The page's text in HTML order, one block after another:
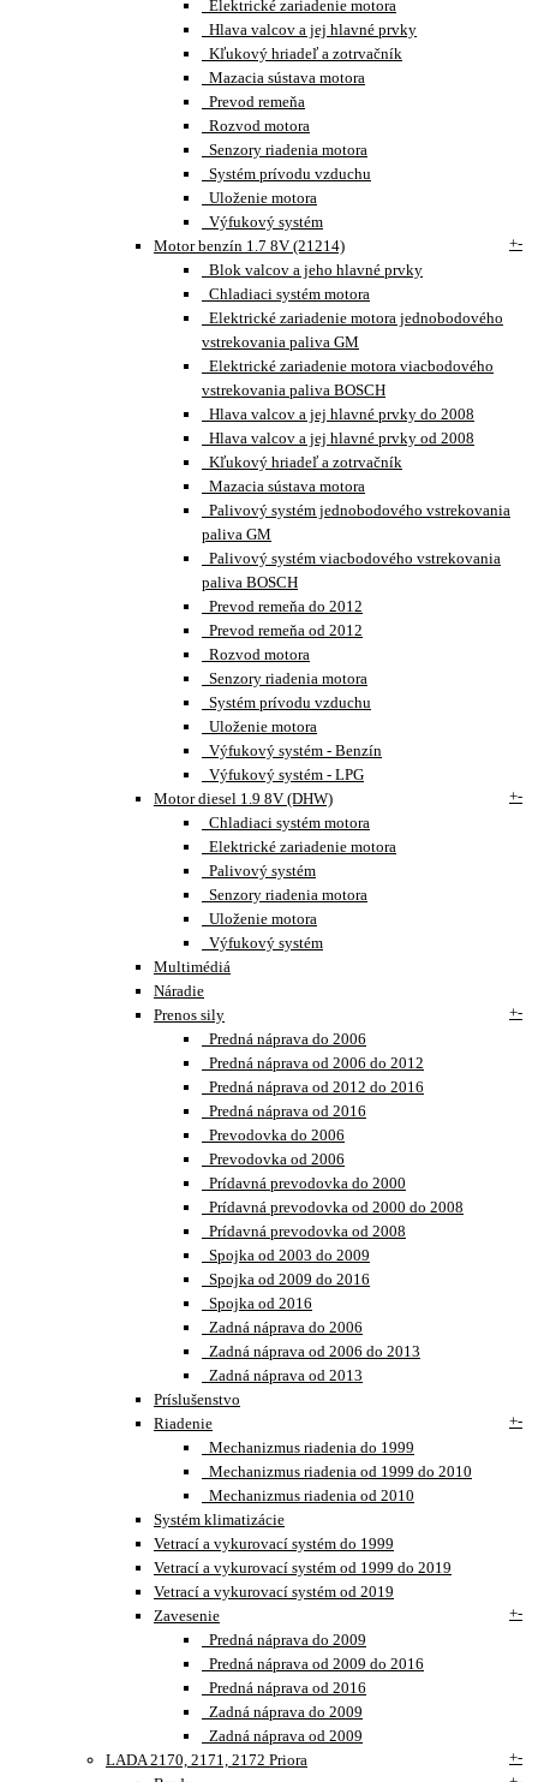
Elektrické zariadenie motora
Hlava valcov a jej hlavné prvky
Kľukový hriadeľ a zotrvačník
Mazacia sústava motora
Prevod remeňa
Rozvod motora
Senzory riadenia motora
Systém prívodu vzduchu
Uloženie motora
Výfukový systém
Motor benzín 1.7 8V (21214)
+-
Blok valcov a jeho hlavné prvky
Chladiaci systém motora
Elektrické zariadenie motora jednobodového
vstrekovania paliva GM
Elektrické zariadenie motora viacbodového
vstrekovania paliva BOSCH
Hlava valcov a jej hlavné prvky do 2008
Hlava valcov a jej hlavné prvky od 2008
Kľukový hriadeľ a zotrvačník
Mazacia sústava motora
Palivový systém jednobodového vstrekovania
paliva GM
Palivový systém viacbodového vstrekovania
paliva BOSCH
Prevod remeňa do 2012
Prevod remeňa od 2012
Rozvod motora
Senzory riadenia motora
Systém prívodu vzduchu
Uloženie motora
Výfukový systém - Benzín
Výfukový systém - LPG
Motor diesel 1.9 8V (DHW)
+-
Chladiaci systém motora
Elektrické zariadenie motora
Palivový systém
Senzory riadenia motora
Uloženie motora
Výfukový systém
Multimédiá
Náradie
Prenos sily
+-
Predná náprava do 2006
Predná náprava od 2006 do 2012
Predná náprava od 2012 do 2016
Predná náprava od 2016
Prevodovka do 2006
Prevodovka od 2006
Prídavná prevodovka do 2000
Prídavná prevodovka od 2000 do 2008
Prídavná prevodovka od 2008
Spojka od 2003 do 2009
Spojka od 2009 do 2016
Spojka od 2016
Zadná náprava do 2006
Zadná náprava od 2006 do 2013
Zadná náprava od 2013
Príslušenstvo
Riadenie
+-
Mechanizmus riadenia do 1999
Mechanizmus riadenia od 1999 do 2010
Mechanizmus riadenia od 2010
Systém klimatizácie
Vetrací a vykurovací systém do 1999
Vetrací a vykurovací systém od 1999 do 2019
Vetrací a vykurovací systém od 2019
Zavesenie
+-
Predná náprava do 2009
Predná náprava od 2009 do 2016
Predná náprava od 2016
Zadná náprava do 2009
Zadná náprava od 2009
LADA 2170, 2171, 2172 Priora
+-